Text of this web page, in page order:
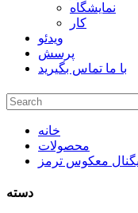
نمایشگاه
کار
ویدئو
پرسش
با ما تماس بگیرید
خانه
محصولات
دسته